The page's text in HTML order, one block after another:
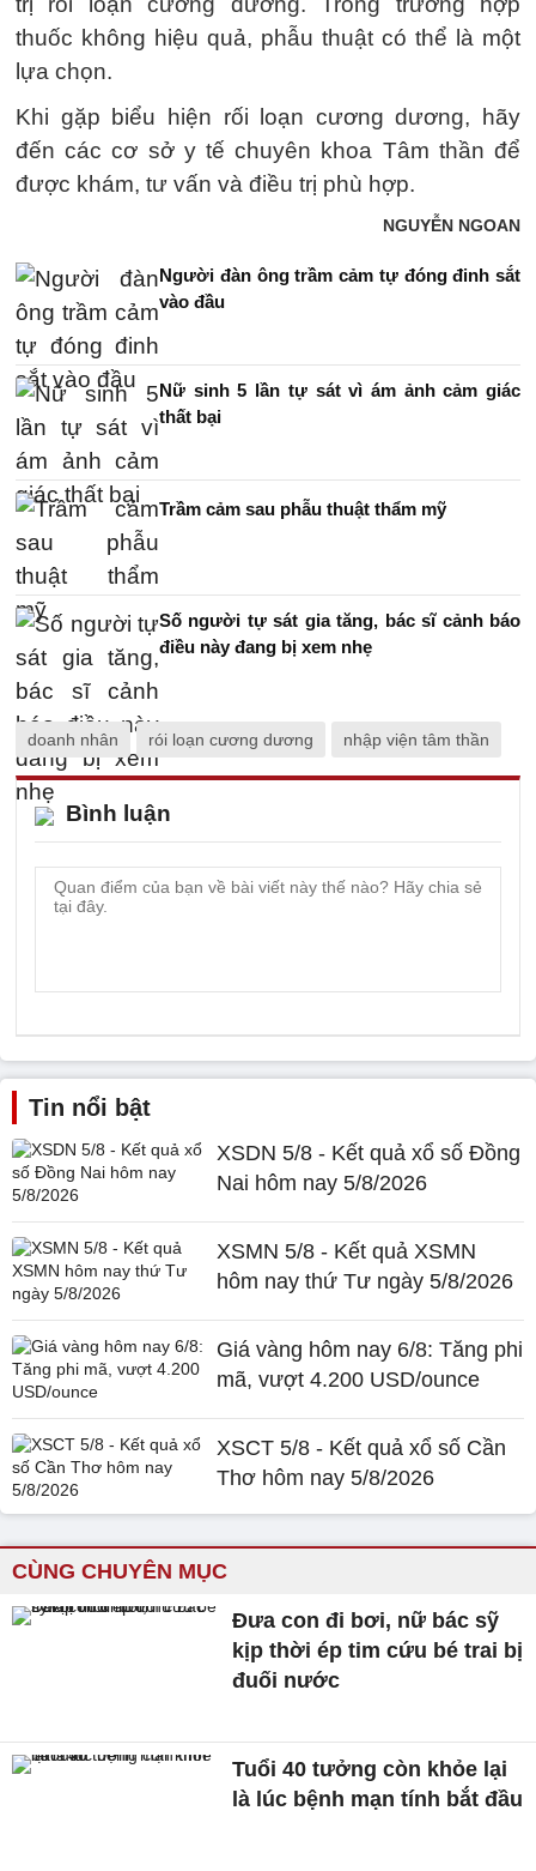
thuốc không hiệu quả, phẫu thuật có thể là một
lựa chọn.
Khi gặp biểu hiện rối loạn cương dương, hãy
đến các cơ sở y tế chuyên khoa Tâm thần để
được khám, tư vấn và điều trị phù hợp.
NGUYỄN NGOAN
Người đàn ông trầm cảm tự đóng đinh sắt
vào đầu
Nữ sinh 5 lần tự sát vì ám ảnh cảm giác
thất bại
Trầm cảm sau phẫu thuật thẩm mỹ
Số người tự sát gia tăng, bác sĩ cảnh báo
điều này đang bị xem nhẹ
doanh nhân rói loạn cương dương nhập viện tâm thần
Bình luận
Tin nổi bật
XSDN 5/8 - Kết quả xổ số Đồng
Nai hôm nay 5/8/2026
XSMN 5/8 - Kết quả XSMN
hôm nay thứ Tư ngày 5/8/2026
Giá vàng hôm nay 6/8: Tăng phi
mã, vượt 4.200 USD/ounce
XSCT 5/8 - Kết quả xổ số Cần
Thơ hôm nay 5/8/2026
CÙNG CHUYÊN MỤC
Đưa con đi bơi, nữ bác sỹ
kịp thời ép tim cứu bé trai bị
đuối nước
Tuổi 40 tưởng còn khỏe lại
là lúc bệnh mạn tính bắt đầu